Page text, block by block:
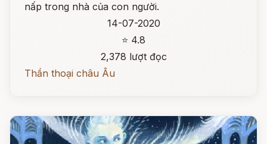
nấp trong nhà của con người.
14-07-2020
⭐ 4.8
2,378 lượt đọc
Thần thoại châu Âu